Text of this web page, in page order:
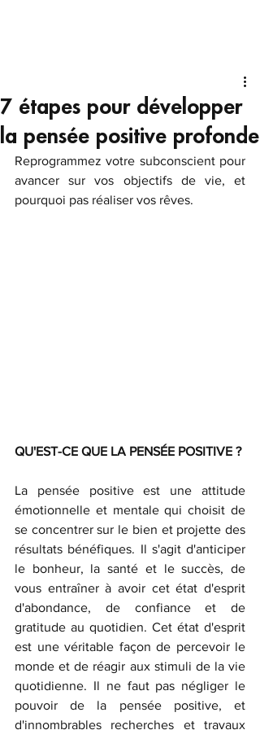
7 étapes pour développer
la pensée positive profonde
Reprogrammez votre subconscient pour
avancer sur vos objectifs de vie, et
pourquoi pas réaliser vos rêves.
QU'EST-CE QUE LA PENSÉE POSITIVE ?
La pensée positive est une attitude
émotionnelle et mentale qui choisit de
se concentrer sur le bien et projette des
résultats bénéfiques. Il s'agit d'anticiper
le bonheur, la santé et le succès, de
vous entraîner à avoir cet état d'esprit
d'abondance, de confiance et de
gratitude au quotidien. Cet état d'esprit
est une véritable façon de percevoir le
monde et de réagir aux stimuli de la vie
quotidienne. Il ne faut pas négliger le
pouvoir de la pensée positive, et
d'innombrables recherches et travaux